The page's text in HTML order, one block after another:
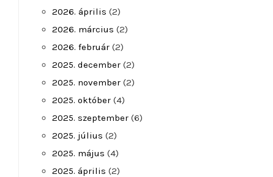
2026. április (2)
2026. március (2)
2026. február (2)
2025. december (2)
2025. november (2)
2025. október (4)
2025. szeptember (6)
2025. július (2)
2025. május (4)
2025. április (2)